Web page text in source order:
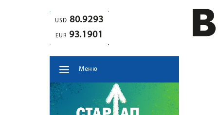
USD 80.9293
EUR 93.1901
Меню